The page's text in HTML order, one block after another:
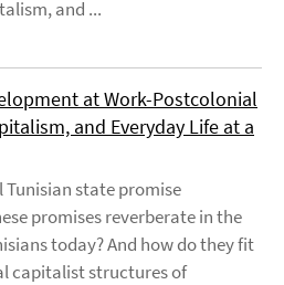
and ...
at Work-Postcolonial
and Everyday Life at a
state promise
promises reverberate in the
today? And how do they fit
capitalist structures of